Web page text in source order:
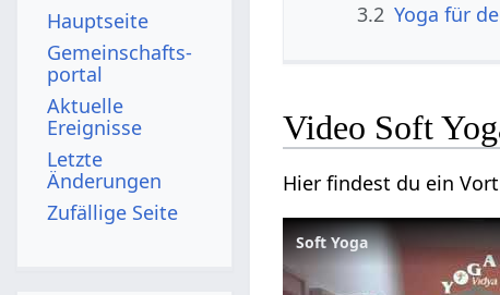
3.2 Yoga für
Video Soft
Hier findest du ein
Soft Yoga
Hauptseite
Gemeinschafts­
portal
Aktuelle
Ereignisse
Letzte
Änderungen
Zufällige Seite